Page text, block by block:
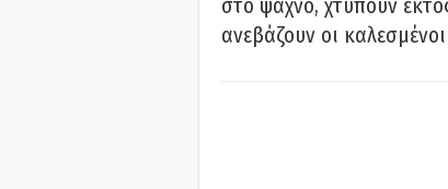
στο ψαχνό, χτυπούν
ανεβάζουν οι